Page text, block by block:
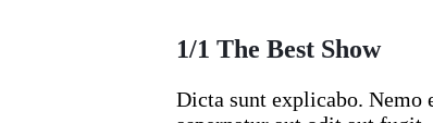
1/1 The Best Show
Dicta sunt explicabo. Nemo